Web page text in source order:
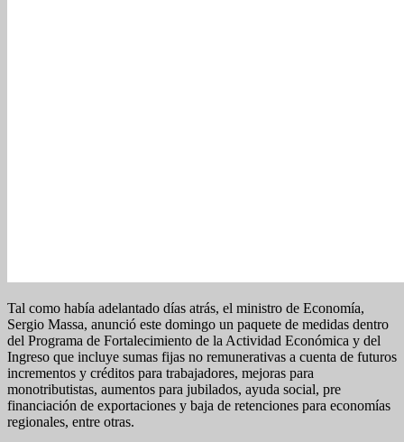
Tal como había adelantado días atrás, el ministro de Economía,
Sergio Massa, anunció este domingo un paquete de medidas dentro
del Programa de Fortalecimiento de la Actividad Económica y del
Ingreso que incluye sumas fijas no remunerativas a cuenta de futuros
incrementos y créditos para trabajadores, mejoras para
monotributistas, aumentos para jubilados, ayuda social, pre
financiación de exportaciones y baja de retenciones para economías
regionales, entre otras.